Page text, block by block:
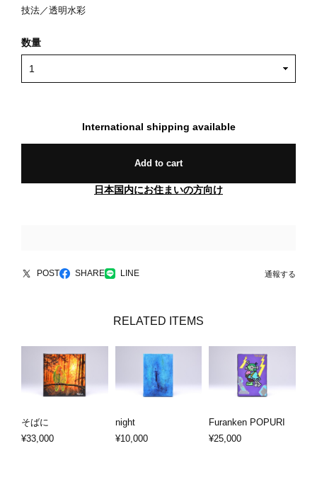
技法／透明水彩
数量
International shipping available
Add to cart
日本国内にお住まいの方向け
POST SHARE LINE 通報する
RELATED ITEMS
そばに
¥33,000
night
¥10,000
Furanken POPURI
¥25,000